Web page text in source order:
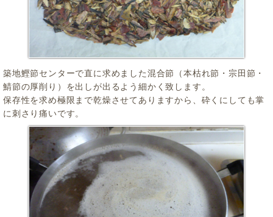
築地鰹節センターで直に求めました混合節（本枯れ節・宗田節・
鯖節の厚削り）を出しが出るよう細かく致します。
保存性を求め極限まで乾燥させてありますから、砕くにしても掌
に刺さり痛いです。